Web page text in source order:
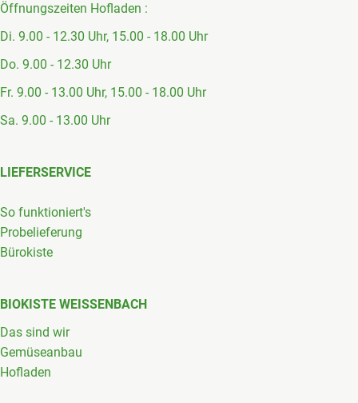
Öffnungszeiten Hofladen :
Di. 9.00 - 12.30 Uhr, 15.00 - 18.00 Uhr
Do. 9.00 - 12.30 Uhr
Fr. 9.00 - 13.00 Uhr, 15.00 - 18.00 Uhr
Sa. 9.00 - 13.00 Uhr
LIEFERSERVICE
So funktioniert's
Probelieferung
Bürokiste
BIOKISTE WEISSENBACH
Das sind wir
Gemüseanbau
Hofladen